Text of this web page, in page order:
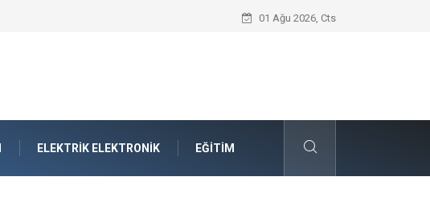
Takım Yönetimi Nedir?
01 Ağu 2026, Cts
ELEKTRIK ELEKTRONIK EĞITIM